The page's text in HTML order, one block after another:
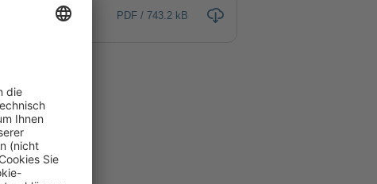
PDF / 743.2 kB